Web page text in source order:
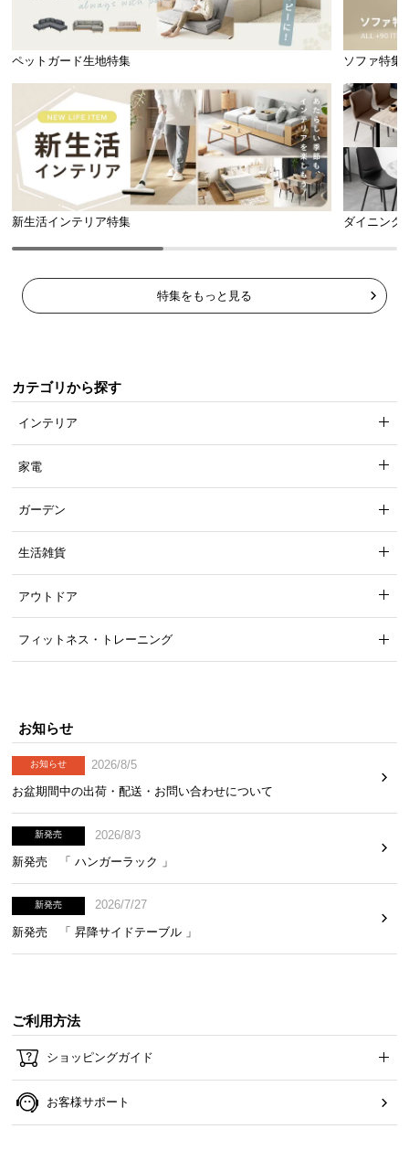
ペットガード生地特集 ソファ特集
新生活インテリア特集 ダイニング
特集をもっと見る
カテゴリから探す
インテリア
家電
ガーデン
生活雑貨
アウトドア
フィットネス・トレーニング
お知らせ
お知らせ
2026/8/5
お盆期間中の出荷・配送・お問い合わせについて
新発売
2026/8/3
新発売 「 ハンガーラック 」
新発売
2026/7/27
新発売 「 昇降サイドテーブル 」
ご利用方法
ショッピングガイド
お客様サポート